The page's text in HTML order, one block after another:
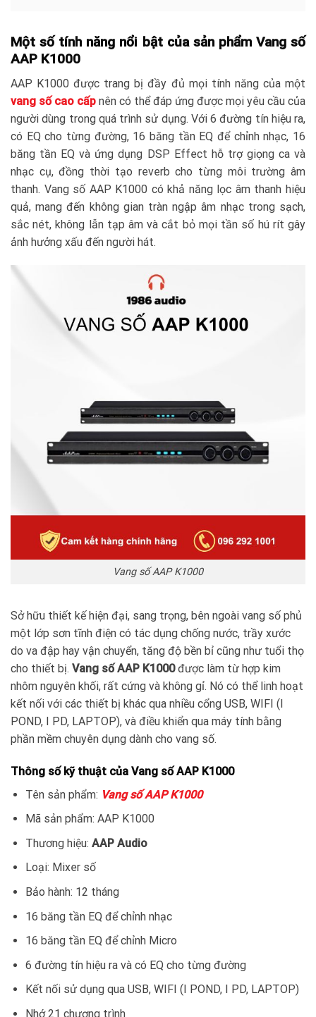
Một số tính năng nổi bật của sản phẩm Vang số
AAP K1000
AAP K1000 được trang bị đầy đủ mọi tính năng của một
vang số cao cấp nên có thể đáp ứng được mọi yêu cầu của
người dùng trong quá trình sử dụng. Với 6 đường tín hiệu ra,
có EQ cho từng đường, 16 băng tần EQ để chỉnh nhạc, 16
băng tần EQ và ứng dụng DSP Effect hỗ trợ giọng ca và
nhạc cụ, đồng thời tạo reverb cho từng môi trường âm
thanh. Vang số AAP K1000 có khả năng lọc âm thanh hiệu
quả, mang đến không gian tràn ngập âm nhạc trong sạch,
sắc nét, không lẫn tạp âm và cắt bỏ mọi tần số hú rít gây
ảnh hưởng xấu đến người hát.
Vang số AAP K1000
Sở hữu thiết kế hiện đại, sang trọng, bên ngoài vang số phủ
một lớp sơn tĩnh điện có tác dụng chống nước, trầy xước
do va đập hay vận chuyển, tăng độ bền bỉ cũng như tuổi thọ
cho thiết bị. Vang số AAP K1000được làm từ hợp kim
nhôm nguyên khối, rất cứng và không gỉ. Nó có thể linh hoạt
kết nối với các thiết bị khác qua nhiều cổng USB, WIFI (I
POND, I PD, LAPTOP), và điều khiển qua máy tính bằng
phần mềm chuyên dụng dành cho vang số.
Thông số kỹ thuật của Vang số AAP K1000
Tên sản phẩm: Vang số AAP K1000
Mã sản phẩm: AAP K1000
Thương hiệu: AAP Audio
Loại: Mixer số
Bảo hành: 12 tháng
16 băng tần EQ để chỉnh nhạc
16 băng tần EQ để chỉnh Micro
6 đường tín hiệu ra và có EQ cho từng đường
Kết nối sử dụng qua USB, WIFI (I POND, I PD, LAPTOP)
Nhớ 21 chương trình